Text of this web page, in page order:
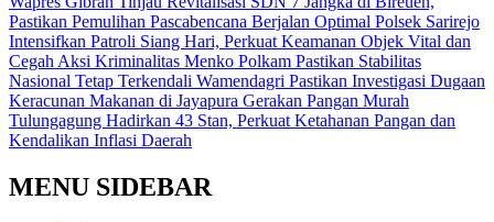
Pastikan Pemulihan Pascabencana Berjalan Optimal Polsek Sarirejo
Intensifkan Patroli Siang Hari, Perkuat Keamanan Objek Vital dan
Cegah Aksi Kriminalitas Menko Polkam Pastikan Stabilitas
Nasional Tetap Terkendali Wamendagri Pastikan Investigasi Dugaan
Keracunan Makanan di Jayapura Gerakan Pangan Murah
Tulungagung Hadirkan 43 Stan, Perkuat Ketahanan Pangan dan
Kendalikan Inflasi Daerah
MENU SIDEBAR